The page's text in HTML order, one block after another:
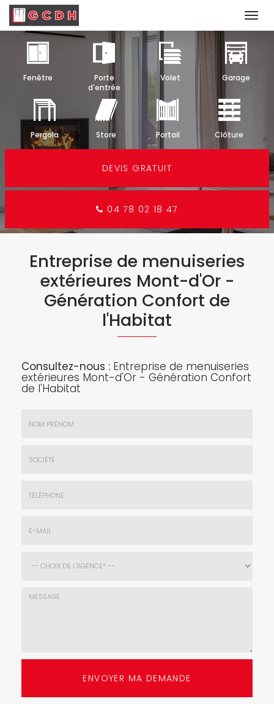
contenu
Fenêtre
Porte
d'entrée
Volet Garage
Pergola Store Portail Clôture
DEVIS GRATUIT
04 78 02 18 47
Entreprise de menuiseries
extérieures Mont-d'Or -
Génération Confort de
l'Habitat
Consultez-nous : Entreprise de menuiseries
extérieures Mont-d'Or - Génération Confort
de l'Habitat
mail
Message
ENVOYER MA DEMANDE